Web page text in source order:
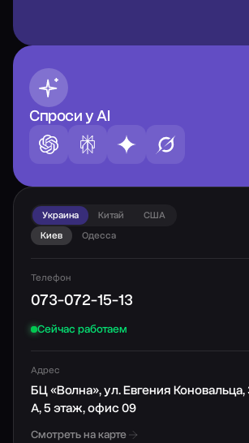
Спроси у AI
Украина Китай
США
Киев
Одесса
Телефон
073-072-15-13
Сейчас работаем
Адрес
БЦ «Волна», ул. Евгения
А, 5 этаж, офис 09
Смотреть на карте